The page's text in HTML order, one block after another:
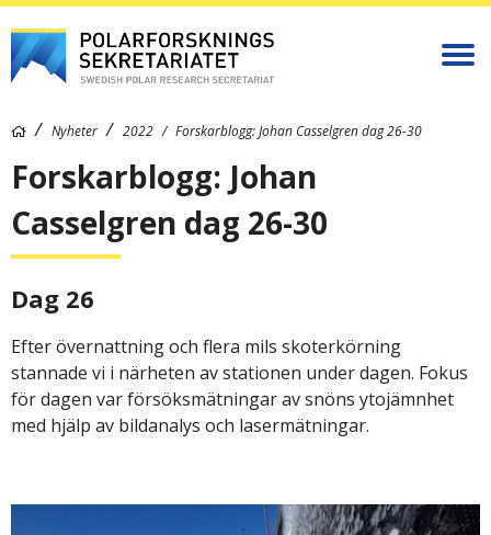
Nyheter 2022 Forskarblogg: Johan Casselgren dag 26-30
Forskarblogg: Johan
Casselgren dag 26-30
Dag 26
Efter övernattning och flera mils skoterkörning
stannade vi i närheten av stationen under dagen. Fokus
för dagen var försöksmätningar av snöns ytojämnhet
med hjälp av bildanalys och lasermätningar.